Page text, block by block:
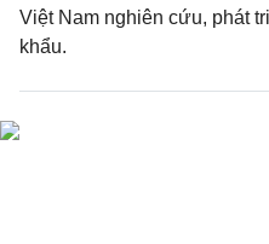
Việt Nam nghiên cứu, phát
khẩu.